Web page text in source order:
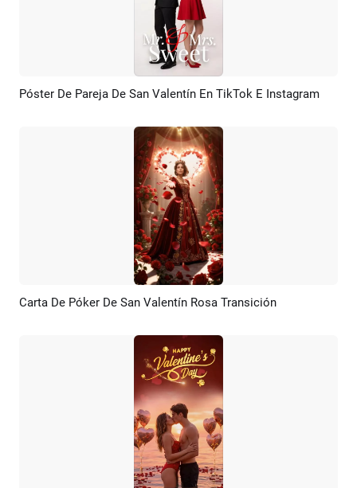
Previsualizar Crear IA
Póster De Pareja De San Valentín En TikTok E Instagram
Previsualizar Crear IA
Carta De Póker De San Valentín Rosa Transición